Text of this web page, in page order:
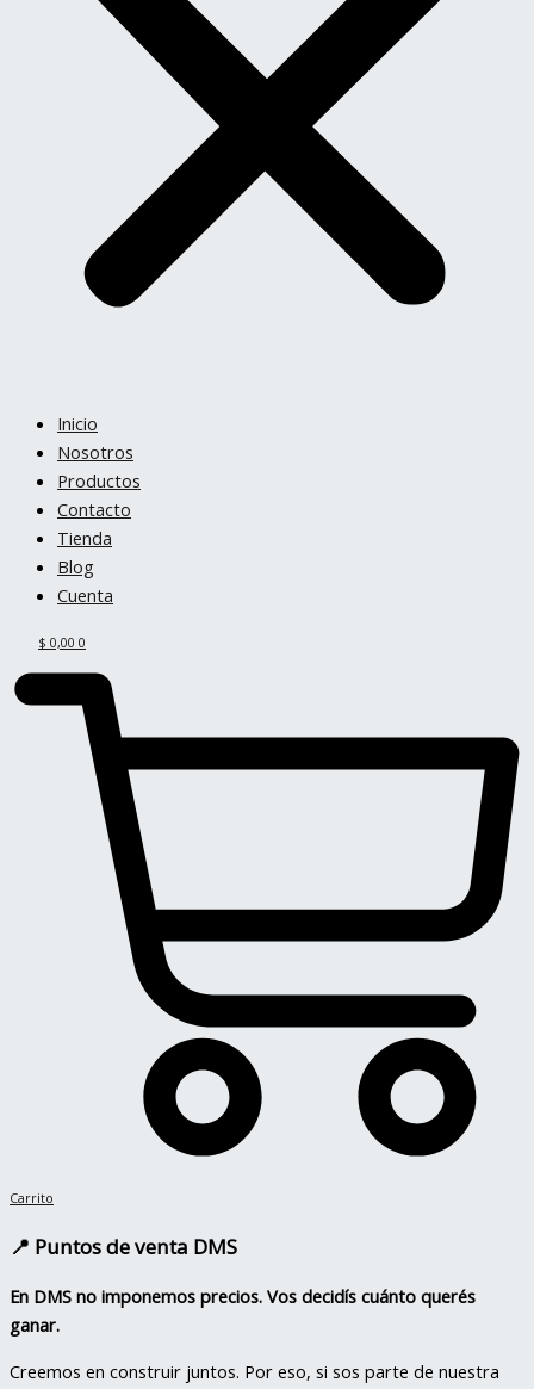
Inicio
Nosotros
Productos
Contacto
Tienda
Blog
Cuenta
$ 0,00 0
Carrito
📍 Puntos de venta DMS
En DMS no imponemos precios. Vos decidís cuánto querés
ganar.
Creemos en construir juntos. Por eso, si sos parte de nuestra